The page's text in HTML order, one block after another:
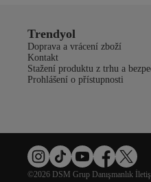
Trendyol
Doprava a vrácení zboží
Kontakt
Stažení produktu z trhu a
Prohlášení o přístupnosti
©2026 DSM Grup Danışmanlık